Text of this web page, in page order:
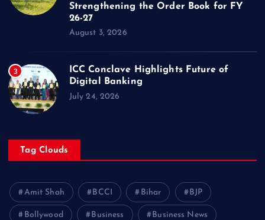
Strengthening the Order Book for FY
26-27
August 3, 2026
3
ICC Conclave Highlights Future of
Digital Banking
July 24, 2026
Tag Clouds
Amit Shah BCCI Bihar BJP
Bollywood Business Business News